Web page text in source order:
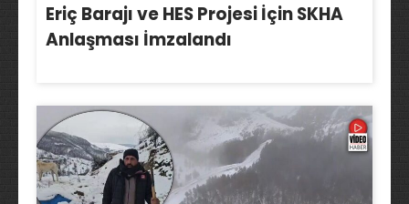
Eriç Barajı ve HES Projesi İçin SKHA
Anlaşması İmzalandı